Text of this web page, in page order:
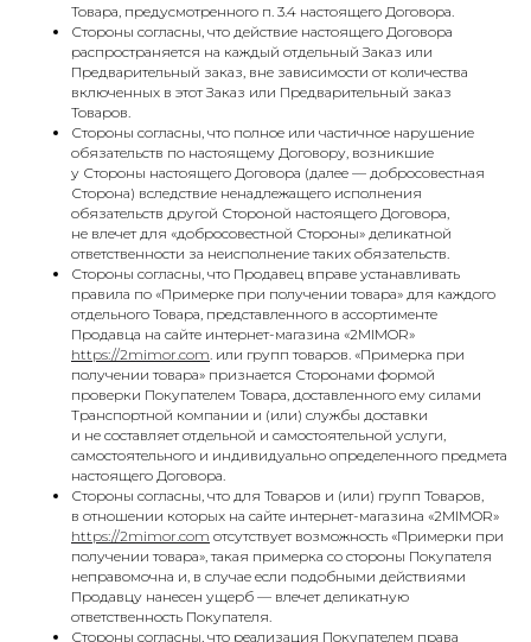
Товара, предусмотренного п. 3.4 настоящего Договора.
Стороны согласны, что действие настоящего Договора
распространяется на каждый отдельный Заказ или
Предварительный заказ, вне зависимости от количества
включенных в этот Заказ или Предварительный заказ
Товаров.
Стороны согласны, что полное или частичное нарушение
обязательств по настоящему Договору, возникшие
у Стороны настоящего Договора (далее — добросовестная
Сторона) вследствие ненадлежащего исполнения
обязательств другой Стороной настоящего Договора,
не влечет для «добросовестной Стороны» деликатной
ответственности за неисполнение таких обязательств.
Стороны согласны, что Продавец вправе устанавливать
правила по «Примерке при получении товара» для каждого
отдельного Товара, представленного в ассортименте
Продавца на сайте интернет-магазина «2MIMOR»
https://2mimor.com. или групп товаров. «Примерка при
получении товара» признается Сторонами формой
проверки Покупателем Товара, доставленного ему силами
Транспортной компании и (или) службы доставки
и не составляет отдельной и самостоятельной услуги,
самостоятельного и индивидуально определенного предмета
настоящего Договора.
Стороны согласны, что для Товаров и (или) групп Товаров,
в отношении которых на сайте интернет-магазина «2MIMOR»
https://2mimor.com отсутствует возможность «Примерки при
получении товара», такая примерка со стороны Покупателя
неправомочна и, в случае если подобными действиями
Продавцу нанесен ущерб — влечет деликатную
ответственность Покупателя.
Стороны согласны, что реализация Покупателем права